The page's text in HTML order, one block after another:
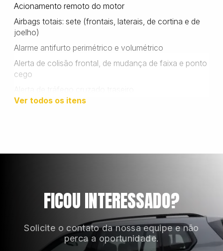
Acionamento remoto do motor
Airbags totais: sete (frontais, laterais, de cortina e de
joelho)
Alarme antifurto perimétrico e volumétrico
Alerta de colisão frontal, de mudança de faixa e ponto
cego
Ar-condicionado automático digital de cinco zonas
reclinável
Câmbio automático com 8 velocidades
Câmeras com visão 360 graus
Ver todos os itens
FICOU INTERESSADO?
Solicite o contato da nossa equipe e não
perca a oportunidade.